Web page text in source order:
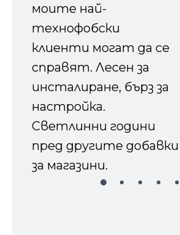
моите най-
технофобски
клиенти могат да се
справят. Лесен за
инсталиране, бърз за
настройка.
Светлинни години
пред другите добавки
за магазини.